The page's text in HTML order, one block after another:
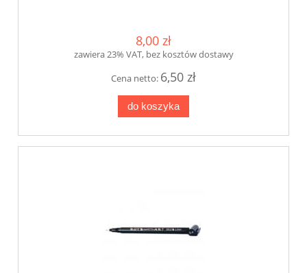
8,00 zł
zawiera 23% VAT, bez kosztów dostawy
Cena netto: 6,50 zł
do koszyka